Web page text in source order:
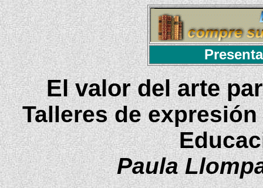
El valor del arte
Talleres de
Paula